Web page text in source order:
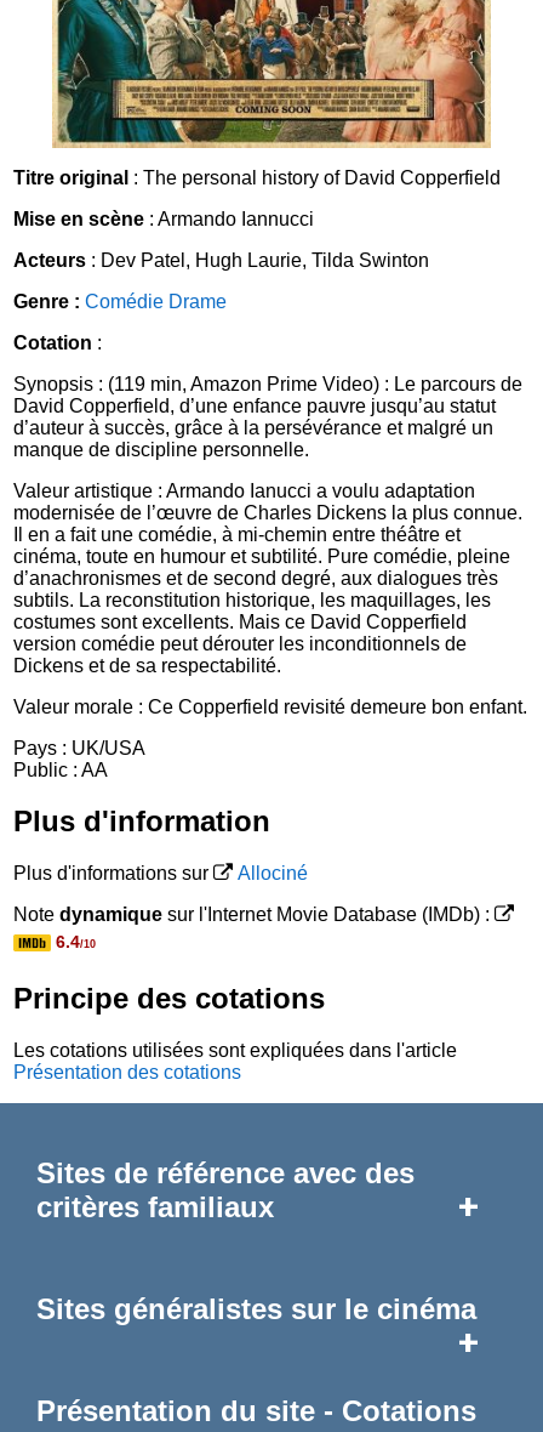
Titre original : The personal history of David Copperfield
Mise en scène : Armando Iannucci
Acteurs : Dev Patel, Hugh Laurie, Tilda Swinton
Genre : Comédie Drame
Cotation :
Synopsis : (119 min, Amazon Prime Video) : Le parcours de
David Copperfield, d’une enfance pauvre jusqu’au statut
d’auteur à succès, grâce à la persévérance et malgré un
manque de discipline personnelle.
Valeur artistique : Armando Ianucci a voulu adaptation
modernisée de l’œuvre de Charles Dickens la plus connue.
Il en a fait une comédie, à mi-chemin entre théâtre et
cinéma, toute en humour et subtilité. Pure comédie, pleine
d’anachronismes et de second degré, aux dialogues très
subtils. La reconstitution historique, les maquillages, les
costumes sont excellents. Mais ce David Copperfield
version comédie peut dérouter les inconditionnels de
Dickens et de sa respectabilité.
Valeur morale : Ce Copperfield revisité demeure bon enfant.
Pays : UK/USA
Public : AA
Plus d'information
Plus d'informations sur
Allociné
Notedynamique sur l'Internet Movie Database (IMDb) :
6.4/10
Principe des cotations
Les cotations utilisées sont expliquées dans l'article
Présentation des cotations
Sites de référence avec des
critères familiaux
+
Sites généralistes sur le cinéma
+
Présentation du site - Cotations